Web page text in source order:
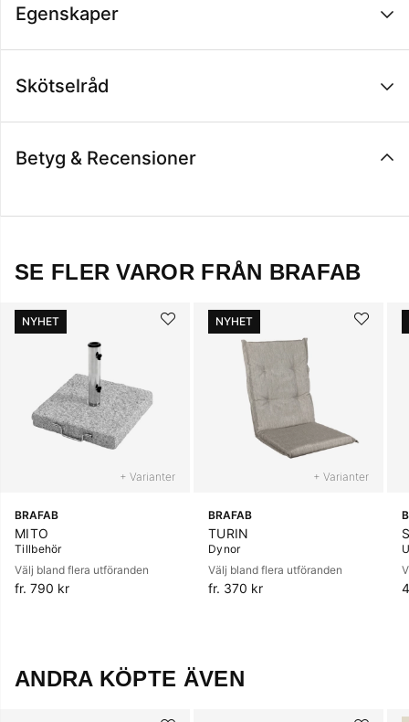
Egenskaper
Skötselråd
Betyg & Recensioner
SE FLER VAROR FRÅN BRAFAB
NYHET
+ Varianter
BRAFAB
MITO
Tillbehör
Välj bland flera utföranden
fr. 790 kr
NYHET
+ Varianter
BRAFAB
TURIN
Dynor
Välj bland flera utföranden
fr. 370 kr
ANDRA KÖPTE ÄVEN